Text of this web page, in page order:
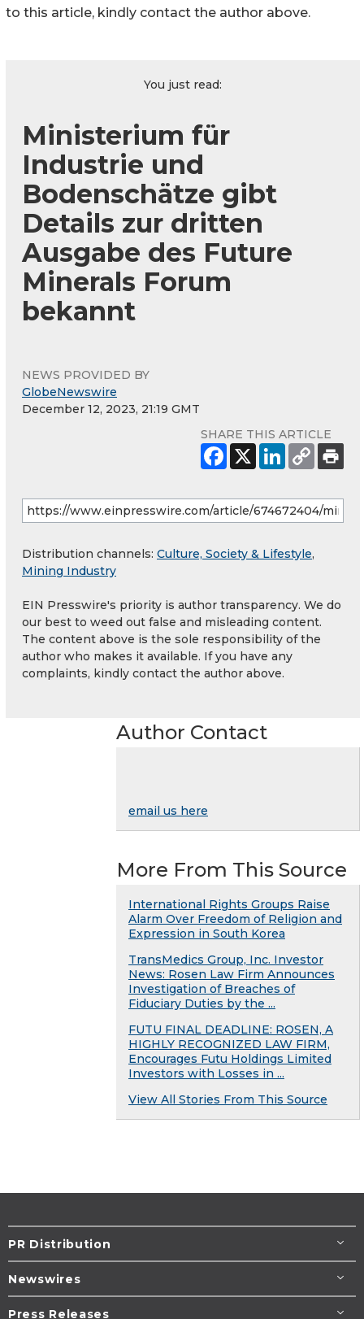
to this article, kindly contact the author above.
You just read:
Ministerium für
Industrie und
Bodenschätze gibt
Details zur dritten
Ausgabe des Future
Minerals Forum
bekannt
NEWS PROVIDED BY
GlobeNewswire
December 12, 2023, 21:19 GMT
SHARE THIS ARTICLE
Distribution channels: Culture, Society & Lifestyle,
Mining Industry
EIN Presswire's priority is author transparency. We do
our best to weed out false and misleading content.
The content above is the sole responsibility of the
author who makes it available. If you have any
complaints, kindly contact the author above.
Author Contact
email us here
More From This Source
International Rights Groups Raise
Alarm Over Freedom of Religion and
Expression in South Korea
TransMedics Group, Inc. Investor
News: Rosen Law Firm Announces
Investigation of Breaches of
Fiduciary Duties by the ...
FUTU FINAL DEADLINE: ROSEN, A
HIGHLY RECOGNIZED LAW FIRM,
Encourages Futu Holdings Limited
Investors with Losses in ...
View All Stories From This Source
PR Distribution
Newswires
Press Releases